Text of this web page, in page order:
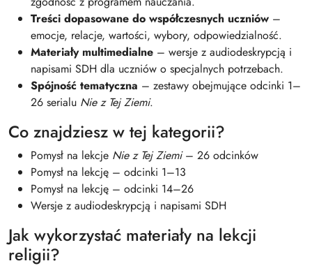
Treści dopasowane do współczesnych uczniów –
emocje, relacje, wartości, wybory, odpowiedzialność.
Materiały multimedialne – wersje z audiodeskrypcją i
napisami SDH dla uczniów o specjalnych potrzebach.
Spójność tematyczna – zestawy obejmujące odcinki 1–
26 serialu Nie z Tej Ziemi.
Co znajdziesz w tej kategorii?
Pomysł na lekcje Nie z Tej Ziemi– 26 odcinków
Pomysł na lekcję – odcinki 1–13
Pomysł na lekcję – odcinki 14–26
Wersje z audiodeskrypcją i napisami SDH
Jak wykorzystać materiały na lekcji
religii?